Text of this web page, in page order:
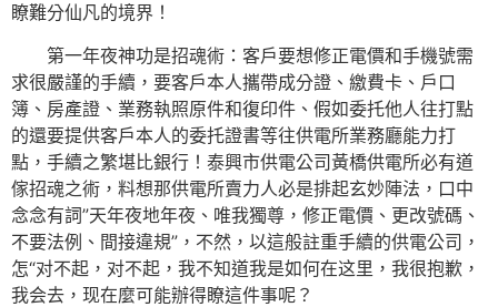
瞭難分仙凡的境界！
第一年夜神功是招魂術：客戶要想修正電價和手機號需
求很嚴謹的手續，要客戶本人攜帶成分證、繳費卡、戶口
簿、房產證、業務執照原件和復印件、假如委托他人往打點
的還要提供客戶本人的委托證書等往供電所業務廳能力打
點，手續之繁堪比銀行！泰興市供電公司黃橋供電所必有道
傢招魂之術，料想那供電所賣力人必是排起玄妙陣法，口中
念念有詞”天年夜地年夜、唯我獨尊，修正電價、更改號碼、
不要法例、間接違規”，不然，以這般註重手續的供電公司，
怎“对不起，对不起，我不知道我是如何在这里，我很抱歉，
我会去，现在麼可能辦得瞭這件事呢？